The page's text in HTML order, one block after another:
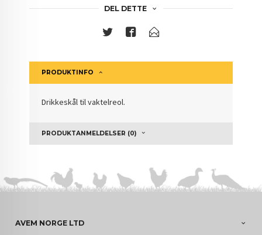
DEL DETTE
PRODUKTINFO
Drikkeskål til vaktelreol.
PRODUKTANMELDELSER (0)
AVEM NORGE LTD